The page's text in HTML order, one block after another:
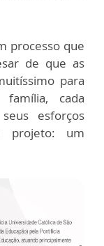
processo que
de que as
para
cada
esforços
projeto: um